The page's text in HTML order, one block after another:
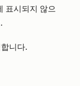
표시되지 않으
니다.